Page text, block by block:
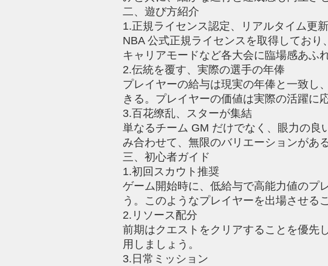
二、遊び方紹介
1.正規ライセンス認定、リアルタイム更新
NBA 公式正規ライセンスを取得しており
キャリアモードなど各大会に臨場感あふ
2.伝統を覆す、実際の選手の年俸
プレイヤーの給与は現実の年俸と一致し
きる。プレイヤーの価値は実際の活躍に
3.百花缭乱、スターが集結
単なるチーム GM だけでなく、眼力の良
み合わせて、無限のバリエーションがあ
三、初心者ガイド
1.初回スカウト推奨
ゲーム開始時に、低給与で高能力値のプ
う。このようなプレイヤーを出場させる
2.リソース配分
前期はクエストをクリアすることを優先
用しましょう。
3.日常ミッション